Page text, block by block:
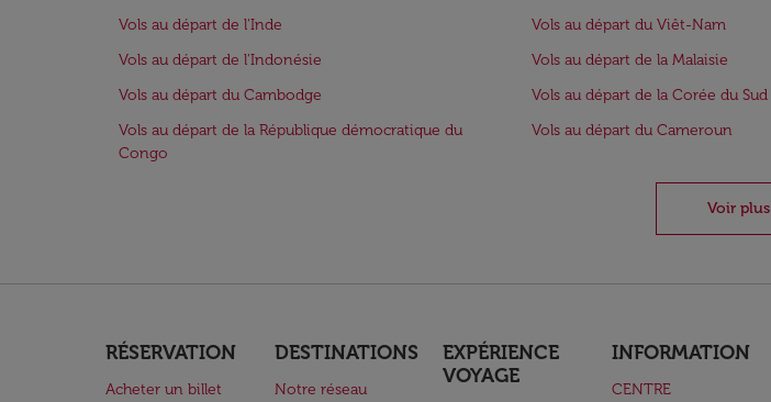
Vols au départ de l'Inde
Vols au départ du Viêt-Nam
Vols au départ de l'Indonésie
Vols au départ de la Malaisie
Vols au départ du Cambodge
Vols au départ de la Corée du Sud
Vols au départ de la République démocratique du
Congo
Vols au départ du Cameroun
Voir plus
RÉSERVATION
Acheter un billet
DESTINATIONS
Notre réseau
EXPÉRIENCE
VOYAGE
INFORMATION
CENTRE